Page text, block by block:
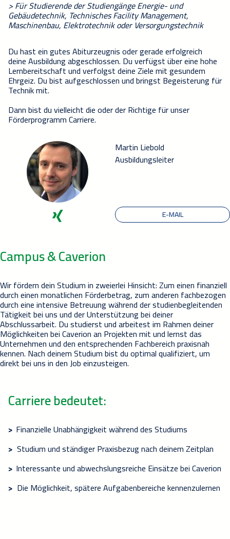
> Für Studierende der Studiengänge Energie- und
Gebäudetechnik, Technisches Facility Management,
Maschinenbau, Elektrotechnik oder Versorgungstechnik
Du hast ein gutes Abiturzeugnis oder gerade erfolgreich
deine Ausbildung abgeschlossen. Du verfügst über eine hohe
Lernbereitschaft und verfolgst deine Ziele mit gesundem
Ehrgeiz. Du bist aufgeschlossen und bringst Begeisterung für
Technik mit.
Dann bist du vielleicht die oder der Richtige für unser
Förderprogramm Carriere.
Martin Liebold
Ausbildungsleiter
E-MAIL
Campus & Caverion
Wir fördern dein Studium in zweierlei Hinsicht: Zum einen finanziell
durch einen monatlichen Förderbetrag, zum anderen fachbezogen
durch eine intensive Betreuung während der studienbegleitenden
Tätigkeit bei uns und der Unterstützung bei deiner
Abschlussarbeit. Du studierst und arbeitest im Rahmen deiner
Möglichkeiten bei Caverion an Projekten mit und lernst das
Unternehmen und den entsprechenden Fachbereich praxisnah
kennen. Nach deinem Studium bist du optimal qualifiziert, um
direkt bei uns in den Job einzusteigen.
Carriere bedeutet:
> Finanzielle Unabhängigkeit während des Studiums
> Studium und ständiger Praxisbezug nach deinem Zeitplan
> Interessante und abwechslungsreiche Einsätze bei Caverion
> Die Möglichkeit, spätere Aufgabenbereiche kennenzulernen